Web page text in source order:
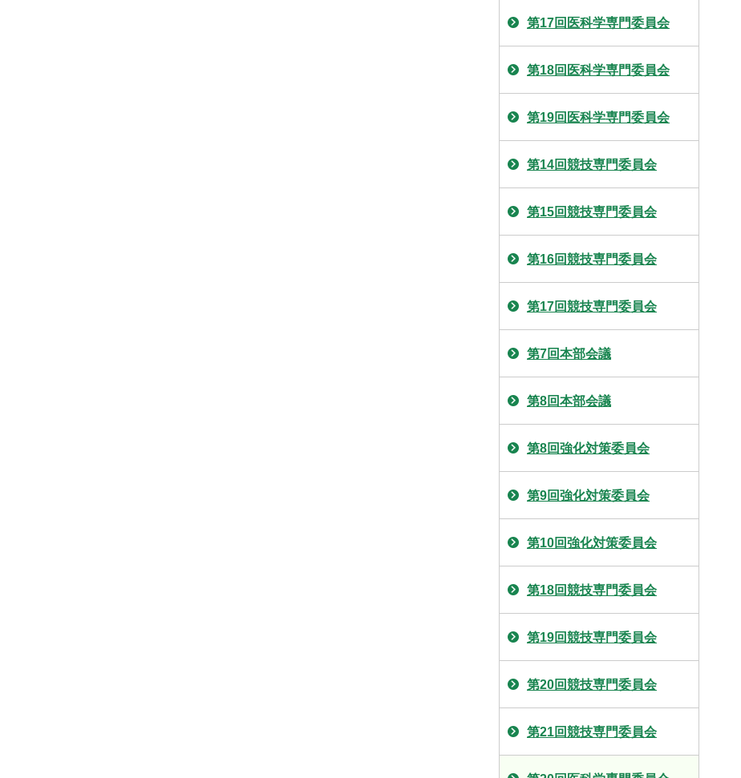
第17回医科学専門委員会
第18回医科学専門委員会
第19回医科学専門委員会
第14回競技専門委員会
第15回競技専門委員会
第16回競技専門委員会
第17回競技専門委員会
第7回本部会議
第8回本部会議
第8回強化対策委員会
第9回強化対策委員会
第10回強化対策委員会
第18回競技専門委員会
第19回競技専門委員会
第20回競技専門委員会
第21回競技専門委員会